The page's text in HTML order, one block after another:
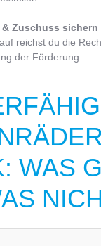
& Zuschuss sichern
reichst du die
der Förderung.
WAS